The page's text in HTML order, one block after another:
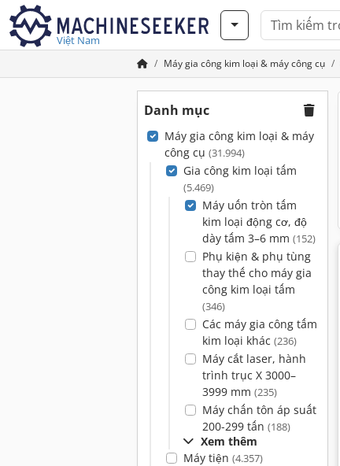
Việt Nam
Máy gia công kim loại & máy công cụ
Danh mục
Máy gia công kim loại & máy
công cụ (31.994)
Gia công kim loại tấm
(5.469)
Máy uốn tròn tấm
kim loại động cơ, độ
dày tấm 3–6 mm (152)
Phụ kiện & phụ tùng
thay thế cho máy gia
công kim loại tấm
(346)
Các máy gia công tấm
kim loại khác (236)
Máy cắt laser, hành
trình trục X 3000–
3999 mm (235)
Máy chấn tôn áp suất
200-299 tấn (188)
Xem thêm
Máy tiện (4.357)